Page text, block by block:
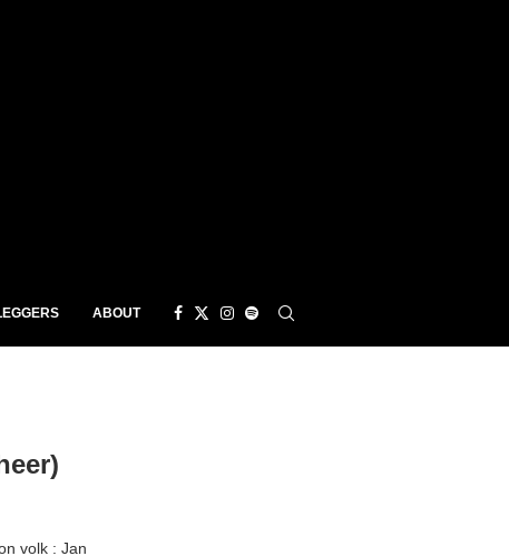
ABOUT
volk : Jan